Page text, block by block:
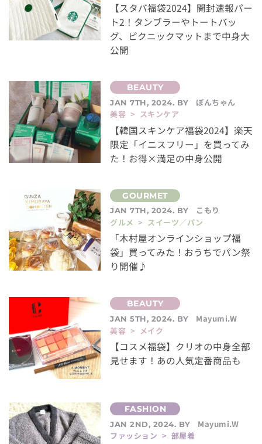
【スタバ福袋2024】開封速報パー
ト2！タンブラーやトートバッ
グ、ピクニックマットまで中身大
公開
JAN 7TH, 2024. BY
ぽんちゃん
美容 > スキンケア
【韓国スキンケア福袋2024】楽天
限定「イニスフリー」を買ってみ
た！お得×満足の中身公開
JAN 7TH, 2024. BY
こもり
グルメ > スイーツ／パン
「木村屋オンラインショップ福
袋」買ってみた！おうちでパン祭
り開催♪
JAN 5TH, 2024. BY
Mayumi.W
美容 > メイク
【コスメ福袋】クリオの中身全部
見せます！あの人気定番商品も
JAN 2ND, 2024. BY
Mayumi.W
ファッション > 部屋着